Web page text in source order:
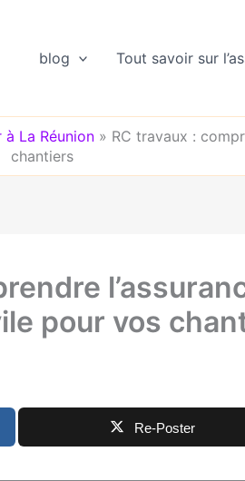
blog Tout savoir sur
La Réunion» RC travaux :
chantiers
pour vos
Re-Poster